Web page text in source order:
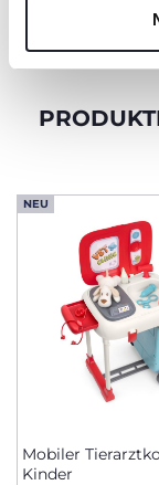
NEU
Mobiler
Kinder